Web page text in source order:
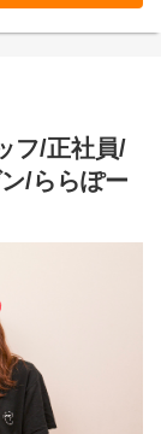
るのが
フ/正社員/
/ららぽー